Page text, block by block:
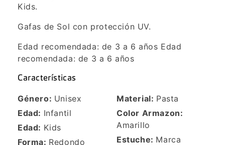
Kids.
Gafas de Sol con protección UV.
Edad recomendada: de 3 a 6 años Edad
recomendada: de 3 a 6 años
Características
Género: Unisex
Edad: Infantil
Edad: Kids
Forma: Redondo
Material: Pasta
Color Armazon:
Amarillo
Estuche: Marca